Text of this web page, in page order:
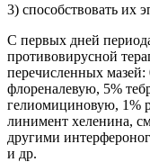
3) способствовать их
С первых дней
противовирусной
перечисленных
флореналевую, 5%
гелиомициновую, 1%
линимент хеленина,
другими
и др.